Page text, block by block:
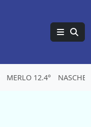
MERLO 12.4°